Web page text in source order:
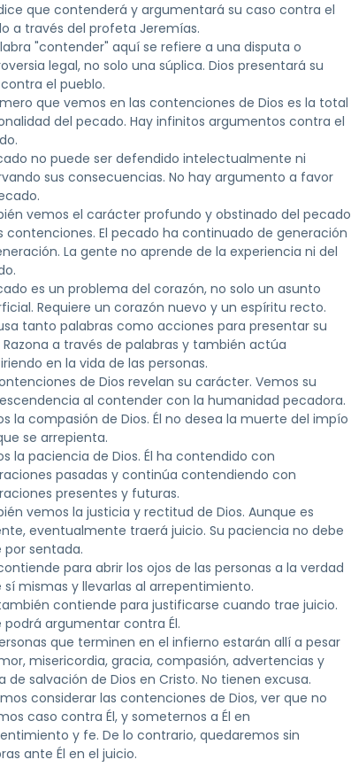
que contenderá y argumentará su caso contra el
a través del profeta Jeremías.
"contender" aquí se refiere a una disputa o
legal, no solo una súplica. Dios presentará su
el pueblo.
que vemos en las contenciones de Dios es la total
del pecado. Hay infinitos argumentos contra el
no puede ser defendido intelectualmente ni
sus consecuencias. No hay argumento a favor
vemos el carácter profundo y obstinado del pecado
contenciones. El pecado ha continuado de generación
La gente no aprende de la experiencia ni del
es un problema del corazón, no solo un asunto
Requiere un corazón nuevo y un espíritu recto.
tanto palabras como acciones para presentar su
Razona a través de palabras y también actúa
en la vida de las personas.
de Dios revelan su carácter. Vemos su
al contender con la humanidad pecadora.
la compasión de Dios. Él no desea la muerte del impío
se arrepienta.
la paciencia de Dios. Él ha contendido con
pasadas y continúa contendiendo con
presentes y futuras.
vemos la justicia y rectitud de Dios. Aunque es
eventualmente traerá juicio. Su paciencia no debe
por sentada.
para abrir los ojos de las personas a la verdad
sí mismas y llevarlas al arrepentimiento.
contiende para justificarse cuando trae juicio.
podrá argumentar contra Él.
que terminen en el infierno estarán allí a pesar
misericordia, gracia, compasión, advertencias y
de salvación de Dios en Cristo. No tienen excusa.
considerar las contenciones de Dios, ver que no
caso contra Él, y someternos a Él en
y fe. De lo contrario, quedaremos sin
ante Él en el juicio.